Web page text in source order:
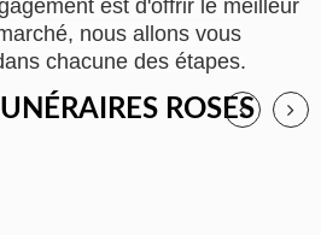
est d'offrir le meilleur
nous allons vous
chacune des étapes.
ROSES